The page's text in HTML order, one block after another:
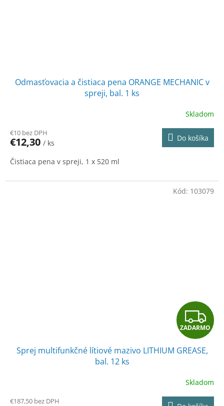
Odmasťovacia a čistiaca pena ORANGE MECHANIC v
spreji, bal. 1 ks
Skladom
€10 bez DPH
€12,30 / ks
Do košíka
Čistiaca pena v spreji, 1 x 520 ml
Z
A
D
A
R
ZADARMO
Sprej multifunkčné lítiové mazivo LITHIUM GREASE,
bal. 12 ks
Skladom
€187,50 bez DPH
Kód: 103079